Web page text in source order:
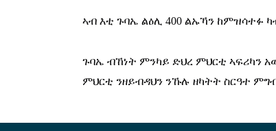
ኣብ እቲ ጉባኤ ልዕሊ 400 ልኡኻን ከምዝሳተፉ
ጉባኤ ብኸነት ምንካይ ድህረ ምህርቲ ኣፍሪካን
ምህርቲ ንዘይብዳህን ንኹሉ ዘካትት ስርዓተ